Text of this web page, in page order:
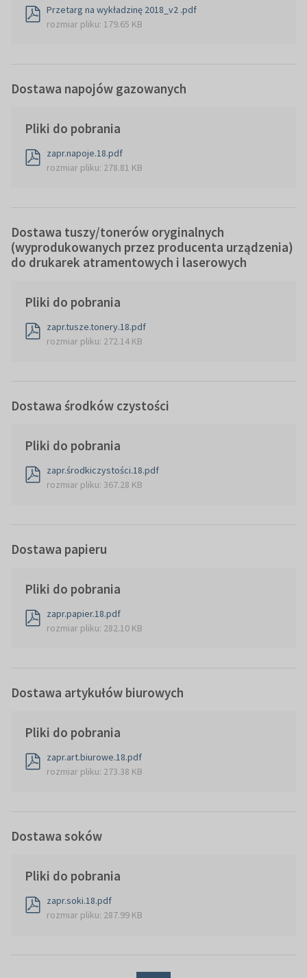
Przetarg na wykładzinę 2018_v2 .pdf
rozmiar pliku: 179.65 KB
Dostawa napojów gazowanych
Pliki do pobrania
zapr.napoje.18.pdf
rozmiar pliku: 278.81 KB
Dostawa tuszy/tonerów oryginalnych
(wyprodukowanych przez producenta urządzenia)
do drukarek atramentowych i laserowych
Pliki do pobrania
zapr.tusze.tonery.18.pdf
rozmiar pliku: 272.14 KB
Dostawa środków czystości
Pliki do pobrania
zapr.środkiczystości.18.pdf
rozmiar pliku: 367.28 KB
Dostawa papieru
Pliki do pobrania
zapr.papier.18.pdf
rozmiar pliku: 282.10 KB
Dostawa artykułów biurowych
Pliki do pobrania
zapr.art.biurowe.18.pdf
rozmiar pliku: 273.38 KB
Dostawa soków
Pliki do pobrania
zapr.soki.18.pdf
rozmiar pliku: 287.99 KB